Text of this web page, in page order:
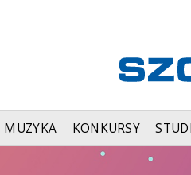
MUZYKA KONKURSY